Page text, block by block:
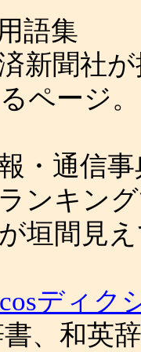
語集
新聞社
ページ。
通信事
ンキング
垣間見
ディク
、和英辞